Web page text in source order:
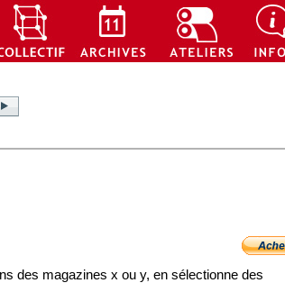
des magazines x ou y, en sélectionne des